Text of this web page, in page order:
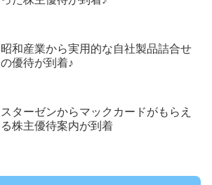
昭和産業から実用的な自社製品詰合せ
の優待が到着♪
スターゼンからマックカードがもらえ
る株主優待案内が到着